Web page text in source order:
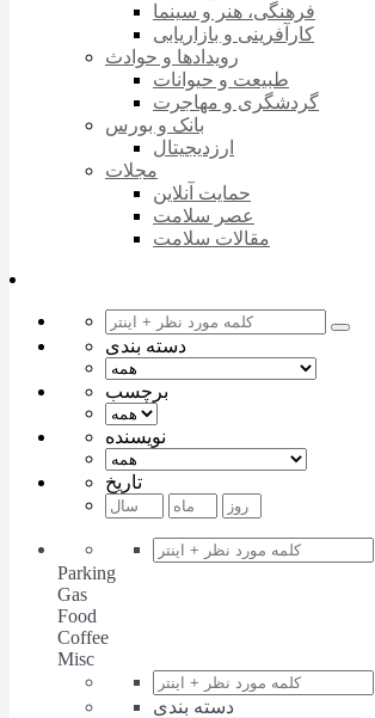
فرهنگی، هنر و سینما
کارآفرینی و بازاریابی
رویدادها و حوادث
طبیعت و حیوانات
گردشگری و مهاجرت
بانک و بورس
ارزدیجیتال
مجلات
حمایت آنلاین
عصر سلامت
مقالات سلامت
دسته بندی
برچسب
نویسنده
تاریخ
Parking
Gas
Food
Coffee
Misc
دسته بندی